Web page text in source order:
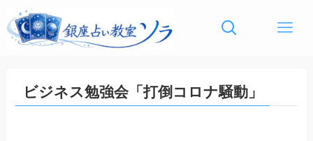
ビジネス勉強会「打倒コロナ騒動」